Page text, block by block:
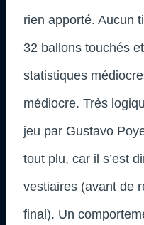
rien apporté. Aucun
32 ballons touchés
statistiques
médiocre. Très
jeu par Gustavo
tout plu, car il s’est
vestiaires (avant de
final). Un